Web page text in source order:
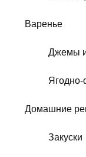
Варенье
Джемы
Ягодно-
Домашние
Закуски